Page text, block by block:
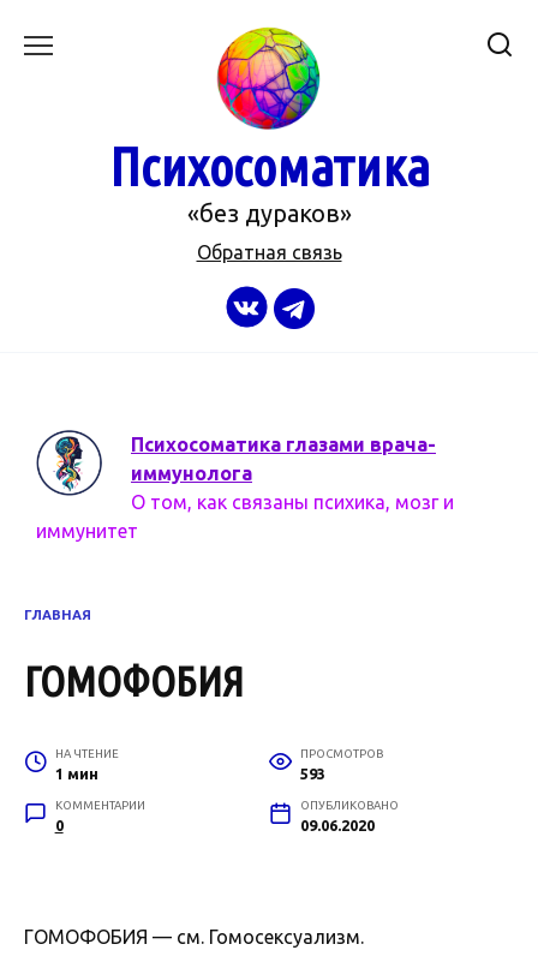
Психосоматика
«без дураков»
Обратная связь
Психосоматика глазами врача-
иммунолога
О том, как связаны психика, мозг и
иммунитет
ГЛАВНАЯ
ГОМОФОБИЯ
НА ЧТЕНИЕ
1 мин
ПРОСМОТРОВ
593
КОММЕНТАРИИ
0
ОПУБЛИКОВАНО
09.06.2020
ГОМОФОБИЯ — см. Гомосексуализм.